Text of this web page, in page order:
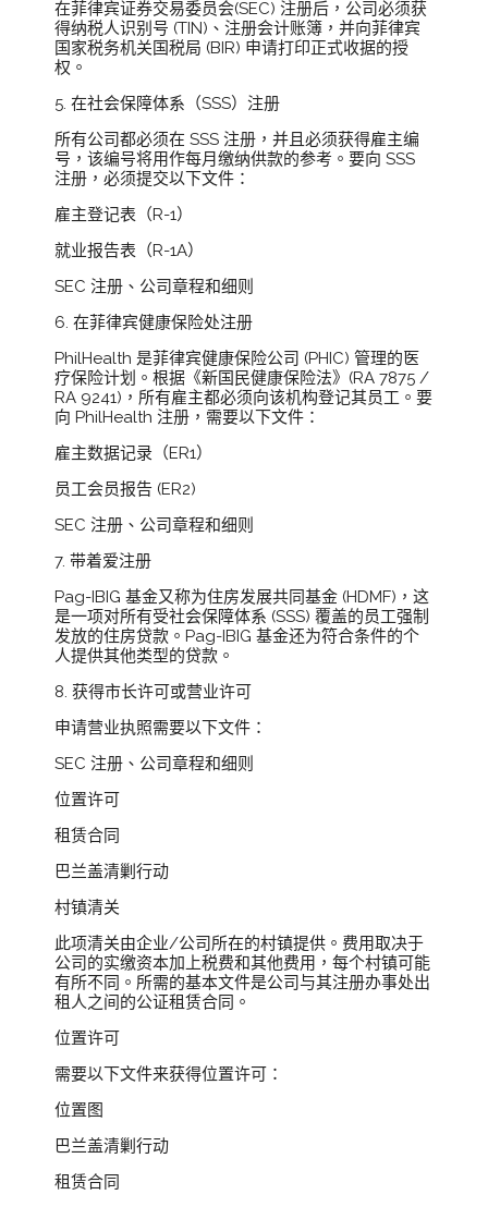
在菲律宾证券交易委员会(SEC) 注册后，公司必须获
得纳税人识别号 (TIN)、注册会计账簿，并向菲律宾
国家税务机关国税局 (BIR) 申请打印正式收据的授
权。
5. 在社会保障体系（SSS）注册
所有公司都必须在 SSS 注册，并且必须获得雇主编
号，该编号将用作每月缴纳供款的参考。要向 SSS
注册，必须提交以下文件：
雇主登记表（R-1）
就业报告表（R-1A）
SEC 注册、公司章程和细则
6. 在菲律宾健康保险处注册
PhilHealth 是菲律宾健康保险公司 (PHIC) 管理的医
疗保险计划。根据《新国民健康保险法》(RA 7875 /
RA 9241)，所有雇主都必须向该机构登记其员工。要
向 PhilHealth 注册，需要以下文件：
雇主数据记录（ER1）
员工会员报告 (ER2)
SEC 注册、公司章程和细则
7. 带着爱注册
Pag-IBIG 基金又称为住房发展共同基金 (HDMF)，这
是一项对所有受社会保障体系 (SSS) 覆盖的员工强制
发放的住房贷款。Pag-IBIG 基金还为符合条件的个
人提供其他类型的贷款。
8. 获得市长许可或营业许可
申请营业执照需要以下文件：
SEC 注册、公司章程和细则
位置许可
租赁合同
巴兰盖清剿行动
村镇清关
此项清关由企业/公司所在的村镇提供。费用取决于
公司的实缴资本加上税费和其他费用，每个村镇可能
有所不同。所需的基本文件是公司与其注册办事处出
租人之间的公证租赁合同。
位置许可
需要以下文件来获得位置许可：
位置图
巴兰盖清剿行动
租赁合同